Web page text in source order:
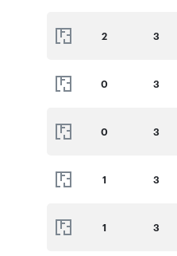
2 3
0 3
0 3
1 3
1 3